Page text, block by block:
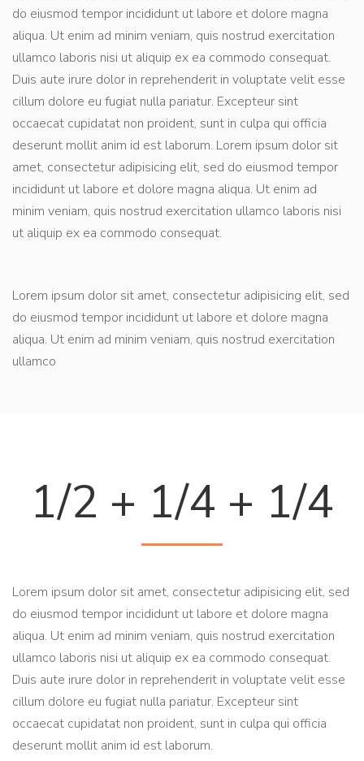
do eiusmod tempor incididunt ut labore et dolore magna
aliqua. Ut enim ad minim veniam, quis nostrud exercitation
ullamco laboris nisi ut aliquip ex ea commodo consequat.
Duis aute irure dolor in reprehenderit in voluptate velit esse
cillum dolore eu fugiat nulla pariatur. Excepteur sint
occaecat cupidatat non proident, sunt in culpa qui officia
deserunt mollit anim id est laborum. Lorem ipsum dolor sit
amet, consectetur adipisicing elit, sed do eiusmod tempor
incididunt ut labore et dolore magna aliqua. Ut enim ad
minim veniam, quis nostrud exercitation ullamco laboris nisi
ut aliquip ex ea commodo consequat.
Lorem ipsum dolor sit amet, consectetur adipisicing elit, sed
do eiusmod tempor incididunt ut labore et dolore magna
aliqua. Ut enim ad minim veniam, quis nostrud exercitation
ullamco
1/2 + 1/4 + 1/4
Lorem ipsum dolor sit amet, consectetur adipisicing elit, sed
do eiusmod tempor incididunt ut labore et dolore magna
aliqua. Ut enim ad minim veniam, quis nostrud exercitation
ullamco laboris nisi ut aliquip ex ea commodo consequat.
Duis aute irure dolor in reprehenderit in voluptate velit esse
cillum dolore eu fugiat nulla pariatur. Excepteur sint
occaecat cupidatat non proident, sunt in culpa qui officia
deserunt mollit anim id est laborum.